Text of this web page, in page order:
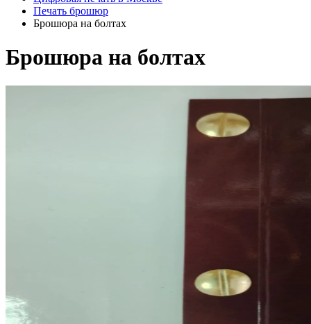
Печать брошюр
Брошюра на болтах
Брошюра на болтах